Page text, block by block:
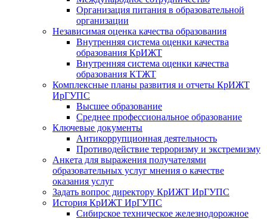
Организация питания в образовательной
организации
Независимая оценка качества образования
Внутренняя система оценки качества
образования КрИЖТ
Внутренняя система оценки качества
образования КТЖТ
Комплексные планы развития и отчеты КрИЖТ
ИрГУПС
Высшее образование
Среднее профессиональное образование
Ключевые документы
Антикоррупционная деятельность
Противодействие терроризму и экстремизму
Анкета для выражения получателями
образовательных услуг мнения о качестве
оказания услуг
Задать вопрос директору КрИЖТ ИрГУПС
История КрИЖТ ИрГУПС
Сибирское техническое железнодорожное